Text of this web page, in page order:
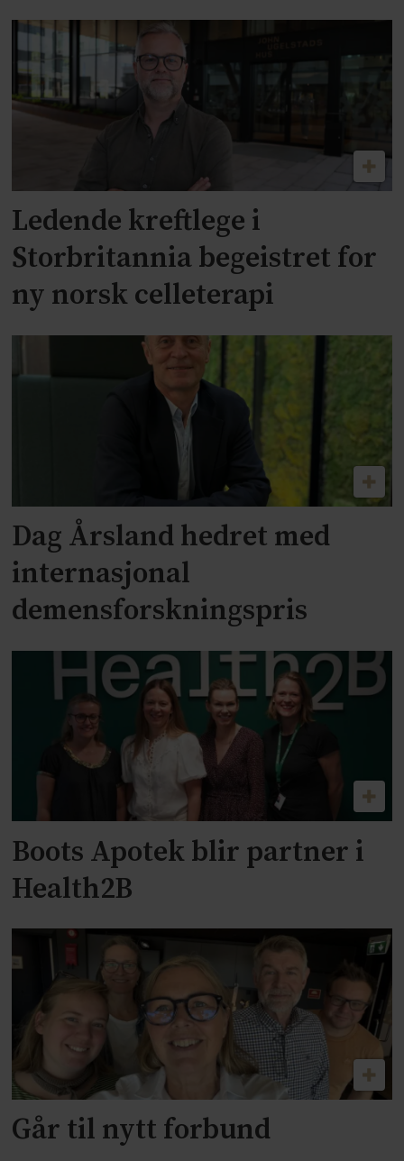
Ledende kreftlege i
Storbritannia begeistret for
ny norsk celleterapi
Dag Årsland hedret med
internasjonal
demensforskningspris
Boots Apotek blir partner i
Health2B
Går til nytt forbund